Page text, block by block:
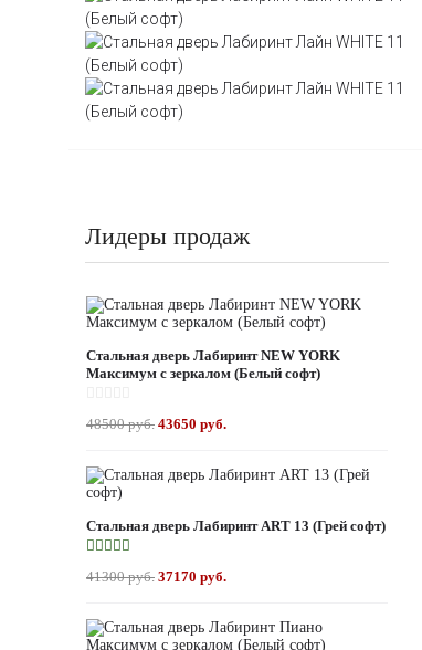
Лидеры продаж
Стальная дверь Лабиринт NEW YORK
Максимум с зеркалом (Белый софт)
48500 руб. 43650 руб.
Стальная дверь Лабиринт ART 13 (Грей софт)
41300 руб. 37170 руб.